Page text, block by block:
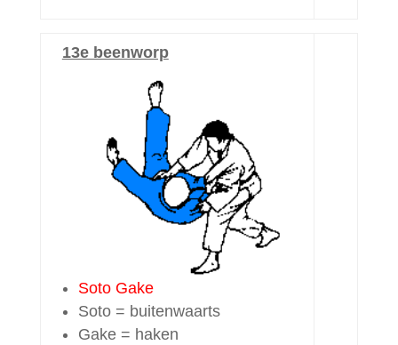
13e beenworp
Soto Gake
Soto = buitenwaarts
Gake = haken